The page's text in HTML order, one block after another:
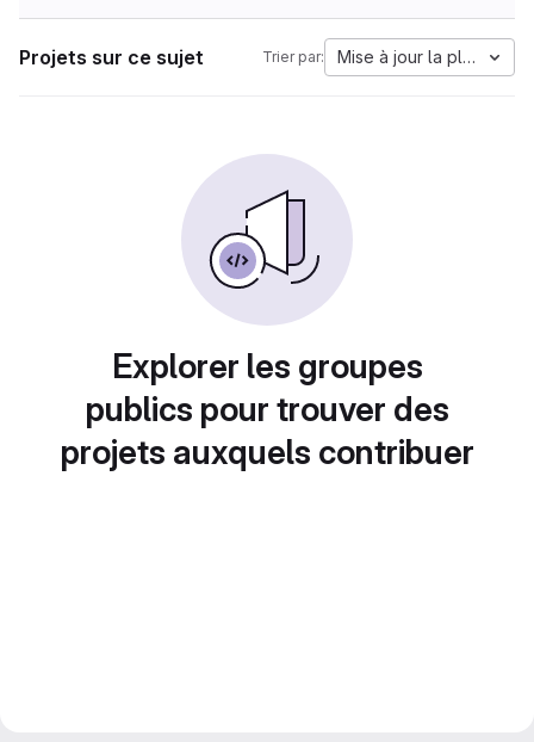
Projets sur ce sujet Trier par: Mise à jour la plus
Explorer les groupes
publics pour trouver des
projets auxquels contribuer